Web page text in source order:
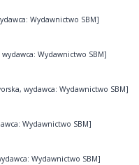
Wydawnictwo SBM]
Wydawnictwo SBM]
wydawca: Wydawnictwo SBM]
Wydawnictwo SBM]
Wydawnictwo SBM]